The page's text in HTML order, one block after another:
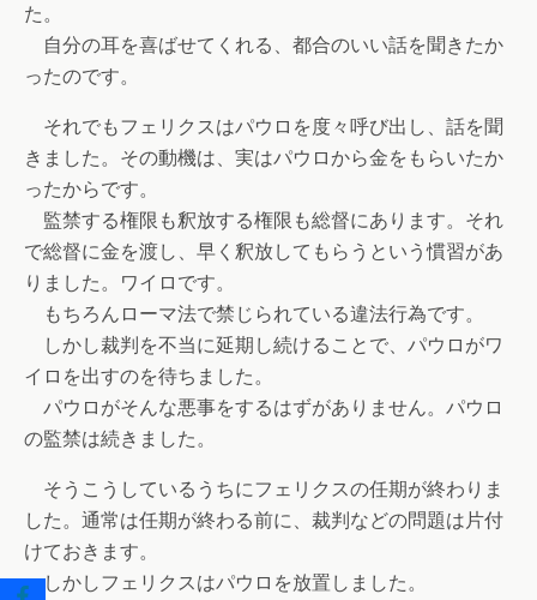
た。
自分の耳を喜ばせてくれる、都合のいい話を聞きたか
ったのです。
それでもフェリクスはパウロを度々呼び出し、話を聞
きました。その動機は、実はパウロから金をもらいたか
ったからです。
監禁する権限も釈放する権限も総督にあります。それ
で総督に金を渡し、早く釈放してもらうという慣習があ
りました。ワイロです。
もちろんローマ法で禁じられている違法行為です。
しかし裁判を不当に延期し続けることで、パウロがワ
イロを出すのを待ちました。
パウロがそんな悪事をするはずがありません。パウロ
の監禁は続きました。
そうこうしているうちにフェリクスの任期が終わりま
した。通常は任期が終わる前に、裁判などの問題は片付
けておきます。
しかしフェリクスはパウロを放置しました。